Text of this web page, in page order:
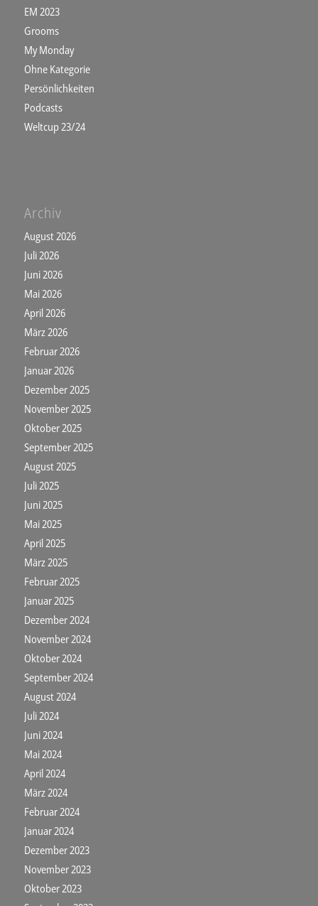
EM 2023
Grooms
My Monday
Ohne Kategorie
Persönlichkeiten
Podcasts
Weltcup 23/24
Archiv
August 2026
Juli 2026
Juni 2026
Mai 2026
April 2026
März 2026
Februar 2026
Januar 2026
Dezember 2025
November 2025
Oktober 2025
September 2025
August 2025
Juli 2025
Juni 2025
Mai 2025
April 2025
März 2025
Februar 2025
Januar 2025
Dezember 2024
November 2024
Oktober 2024
September 2024
August 2024
Juli 2024
Juni 2024
Mai 2024
April 2024
März 2024
Februar 2024
Januar 2024
Dezember 2023
November 2023
Oktober 2023